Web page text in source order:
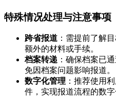
特殊情况处理与注意事项
跨省报道 ：需提前了解
额外的材料或手续。
档案转递 ：确保档案已
免因档案问题影响报道。
数字化管理 ：推荐使用
件，实现报道流程的数